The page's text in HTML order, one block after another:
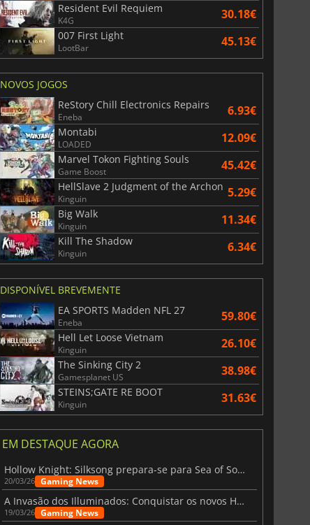
Resident Evil Requiem
K4G 30.18€
007 First Light
LootBar 45.13€
NOVOS JOGOS
ReStory Chill Electronics Repairs
Eneba 6.93€
Montabi
LOADED 12.09€
Marvel Tokon Fighting Souls
Game Boost 45.42€
HellSlave 2 Judgment of the Archon
Kinguin 5.29€
Big Walk
Kinguin 11.34€
Kill The Shadow
Kinguin 6.34€
DISPONÍVEL BREVEMENTE
EA SPORTS Madden NFL 27
Eneba 59.80€
Hell Let Loose Vietnam
Kinguin 26.10€
The Sinking City 2
Gamesplanet US 38.98€
STEINS;GATE RE BOOT
Kinguin 31.63€
EM DESTAQUE AGORA
Hollow Knight: Silksong prepara-se para Sea of Sorrow com um patch
20/03/26 Gaming News
A Invasão dos Illuminados: Conquistar os novos Helldivers 2 Atualização!
19/03/26 Gaming News